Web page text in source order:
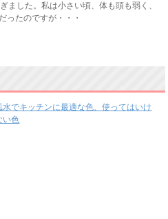
ました。私は小さい頃、体も頭も弱く、
ったのですが・・・
水でキッチンに最適な色、使ってはいけ
い色